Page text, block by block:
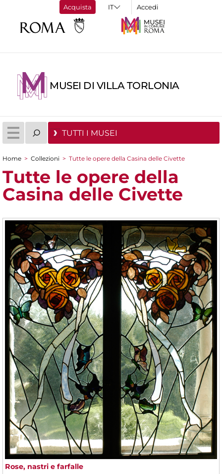
Acquista Accedi
MUSEI DI VILLA TORLONIA
TUTTI I MUSEI
Tu sei qui
Home > Collezioni > Tutte le opere della Casina delle Civette
Tutte le opere della
Casina delle Civette
Rose, nastri e farfalle